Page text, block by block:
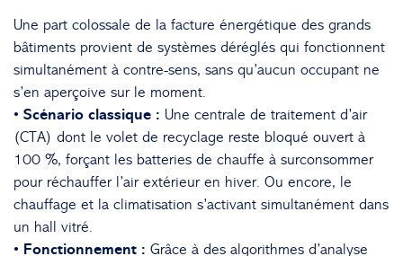
Une part colossale de la facture énergétique des grands
bâtiments provient de systèmes déréglés qui fonctionnent
simultanément à contre-sens, sans qu’aucun occupant ne
s’en aperçoive sur le moment.
• Scénario classique : Une centrale de traitement d’air
(CTA) dont le volet de recyclage reste bloqué ouvert à
100 %, forçant les batteries de chauffe à surconsommer
pour réchauffer l’air extérieur en hiver. Ou encore, le
chauffage et la climatisation s’activant simultanément dans
un hall vitré.
• Fonctionnement : Grâce à des algorithmes d’analyse